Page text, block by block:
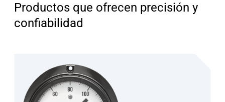
Productos que ofrecen precisión y
confiabilidad